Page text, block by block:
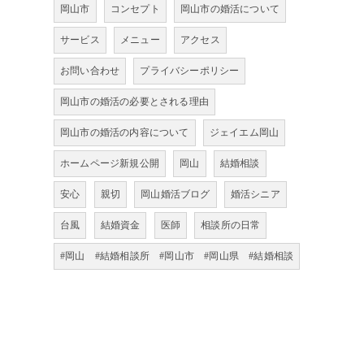
岡山市 コンセプト 岡山市の婚活について
サービス メニュー アクセス
お問い合わせ プライバシーポリシー
岡山市の婚活の必要とされる理由
岡山市の婚活の内容について ジェイエム岡山
ホームページ新規公開 岡山 結婚相談
安心 親切 岡山婚活ブログ 婚活シニア
台風 結婚資金 医師 相談所の日常
#岡山 #結婚相談所 #岡山市 #岡山県 #結婚相談